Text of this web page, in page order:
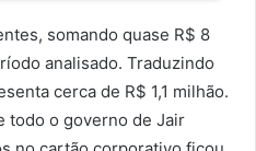
somando quase R$ 8
analisado. Traduzindo
cerca de R$ 1,1 milhão.
todo o governo de Jair